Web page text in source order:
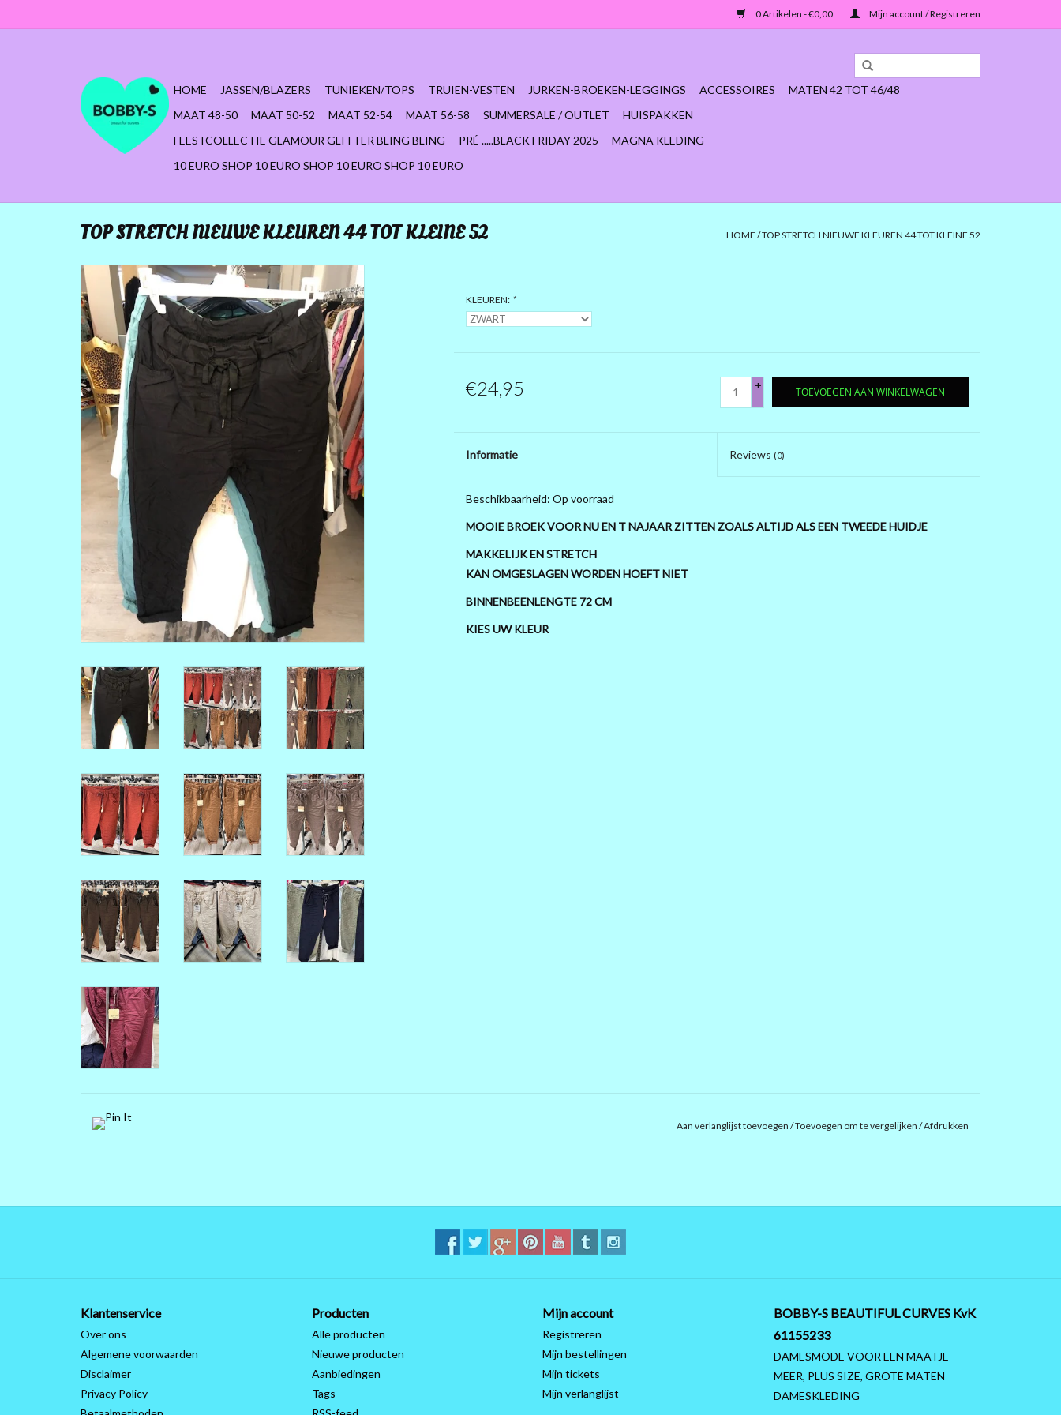
0 Artikelen - €0,00 Mijn account / Registreren
HOME JASSEN/BLAZERS TUNIEKEN/TOPS TRUIEN-VESTEN JURKEN-BROEKEN-LEGGINGS ACCESSOIRES
MATEN 42 TOT 46/48
MAAT 48-50
MAAT 50-52 MAAT 52-54 MAAT 56-58 SUMMERSALE / OUTLET
HUISPAKKEN
FEESTCOLLECTIE GLAMOUR GLITTER BLING BLING
PRÉ .....BLACK FRIDAY 2025
MAGNA KLEDING
10 EURO SHOP 10 EURO SHOP 10 EURO SHOP 10 EURO
TOP STRETCH NIEUWE KLEUREN 44 TOT KLEINE 52 HOME /TOP STRETCH NIEUWE KLEUREN 44 TOT KLEINE 52
KLEUREN: *
€24,95
+
-
TOEVOEGEN AAN WINKELWAGEN
Informatie Reviews (0)
Beschikbaarheid: Op voorraad
MOOIE BROEK VOOR NU EN T NAJAAR ZITTEN ZOALS ALTIJD ALS EEN TWEEDE HUIDJE
MAKKELIJK EN STRETCH
KAN OMGESLAGEN WORDEN HOEFT NIET
BINNENBEENLENGTE 72 CM
KIES UW KLEUR
Aan verlanglijst toevoegen /Toevoegen om te vergelijken /Afdrukken
Klantenservice
Over ons
Algemene voorwaarden
Disclaimer
Privacy Policy
Producten
Alle producten
Nieuwe producten
Aanbiedingen
Tags
Mijn account
Registreren
Mijn bestellingen
Mijn tickets
Mijn verlanglijst
BOBBY-S BEAUTIFUL CURVES KvK
61155233
DAMESMODE VOOR EEN MAATJE
MEER, PLUS SIZE, GROTE MATEN
DAMESKLEDING